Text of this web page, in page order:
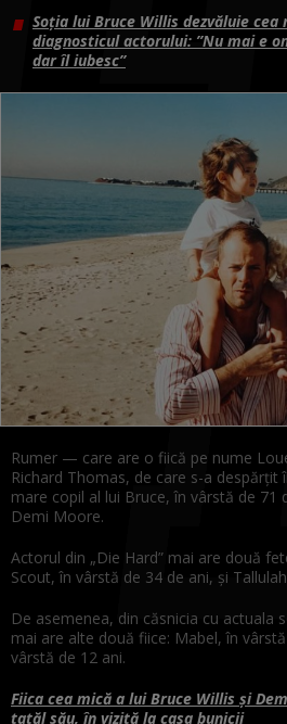
Soția lui Bruce Willis dezvăluie cea
diagnosticul actorului: ”Nu mai e
dar îl iubesc”
Rumer — care are o fiică pe nume
Richard Thomas, de care s-a
mare copil al lui Bruce, în vârstă de 71
Demi Moore.
Actorul din „Die Hard” mai are două
Scout, în vârstă de 34 de ani, și
De asemenea, din căsnicia cu actuala
mai are alte două fiice: Mabel, în
vârstă de 12 ani.
Fiica cea mică a lui Bruce Willis și
tatăl său, în vizită la casa bunicii